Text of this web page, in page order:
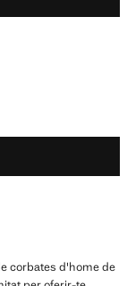
corbates d'home de